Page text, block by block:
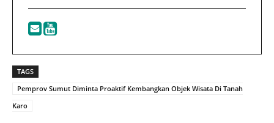
TAGS
Pemprov Sumut Diminta Proaktif Kembangkan Objek Wisata Di Tanah
Karo